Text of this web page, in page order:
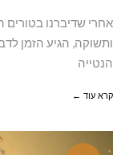
אחרי שדיברנו בטורים
ותשוקה, הגיע הזמן
הנטייה
קרא עוד ←